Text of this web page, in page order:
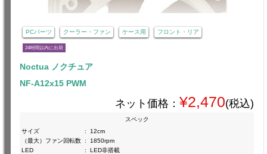
PCパーツ クーラー・ファン ケース用 フロント・リア
24時間以内に出荷
Noctua ノクチュア
NF-A12x15 PWM
ネット価格： ¥2,470(税込)
スペック
サイズ
:
12cm
（最大）ファン回転数 :
1850rpm
LED
:
LED非搭載